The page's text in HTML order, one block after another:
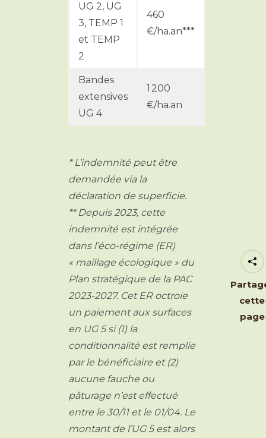
UG 2, UG
3, TEMP 1
et TEMP
2
460
€/ha.an***
Bandes
extensives
UG 4
1 200
€/ha.an
* L’indemnité peut être
demandée via la
déclaration de superficie.
** Depuis 2023, cette
indemnité est intégrée
dans l’éco-régime (ER)
« maillage écologique » du
Plan stratégique de la PAC
2023-2027. Cet ER octroie
un paiement aux surfaces
en UG 5 si (1) la
conditionnalité est remplie
par le bénéficiaire et (2)
aucune fauche ou
pâturage n’est effectué
entre le 30/11 et le 01/04. Le
montant de l’UG 5 est alors
cette
page